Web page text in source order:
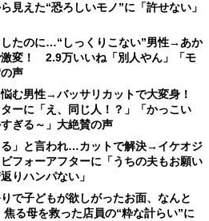
見えた“恐ろしいモノ”に「許せない」
たのに…“しっくりこない”男性→あか
変！ 2.9万いいね「別人やん」「モ
声
悩む男性→バッサリカットで大変身！
ーに「え、同じ人！？」「かっこい
ぎる～」大絶賛の声
」と言われ…カットで解決→イケオジ
フォーアフターに「うちの夫もお願い
りハンパない」
りで子どもが欲しがったお面、なんと
る母を救った店員の“粋な計らい”に